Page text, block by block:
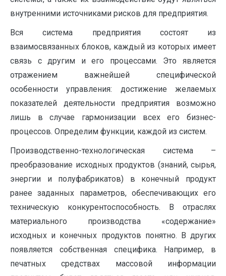
внутренними источниками рисков для предприятия.
Вся система предприятия состоят из
взаимосвязанных блоков, каждый из которых имеет
связь с другим и его процессами. Это является
отражением важнейшей специфической
особенности управления: достижение желаемых
показателей деятельности предприятия возможно
лишь в случае гармонизации всех его бизнес-
процессов. Определим функции, каждой из систем.
Производственно-технологическая система –
преобразование исходных продуктов (знаний, сырья,
энергии и полуфабрикатов) в конечный продукт
ранее заданных параметров, обеспечивающих его
техническую конкурентоспособность. В отраслях
материального производства «содержание»
исходных и конечных продуктов понятно. В других
появляется собственная специфика. Например, в
печатных средствах массовой информации